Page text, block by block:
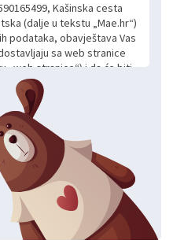
Kašinska cesta
(dalje u tekstu „Mae.hr“)
podataka, obavještava Vas
sa web stranice
„web stranice“) i da će biti
Izjave smatra se da
za prikupljanje i daljnju
koje ustupate Mae.hr
svrhu odgovora i daljnje
kroz kontakt obrazac.
podataka te ovu
odnosno niste dužni unositi
od prijavnih
ovim web stranicama.
osobnim podacima
o zaštiti podataka